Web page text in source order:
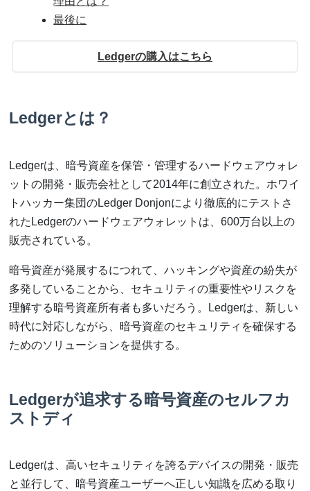
最後に
Ledgerの購入はこちら
Ledgerとは？
Ledgerは、暗号資産を保管・管理するハードウェアウォレ
ットの開発・販売会社として2014年に創立された。ホワイ
トハッカー集団のLedger Donjonにより徹底的にテストさ
れたLedgerのハードウェアウォレットは、600万台以上の
販売されている。
暗号資産が発展するにつれて、ハッキングや資産の紛失が
多発していることから、セキュリティの重要性やリスクを
理解する暗号資産所有者も多いだろう。Ledgerは、新しい
時代に対応しながら、暗号資産のセキュリティを確保する
ためのソリューションを提供する。
Ledgerが追求する暗号資産のセルフカ
ストディ
Ledgerは、高いセキュリティを誇るデバイスの開発・販売
と並行して、暗号資産ユーザーへ正しい知識を広める取り